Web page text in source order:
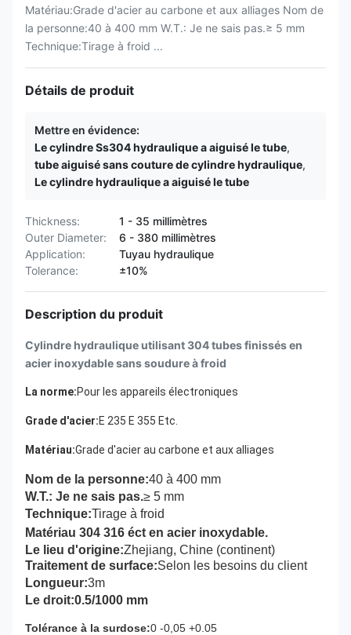
Matériau:Grade d'acier au carbone et aux alliages Nom de
la personne:40 à 400 mm W.T.: Je ne sais pas.≥ 5 mm
Technique:Tirage à froid ...
Détails de produit
Mettre en évidence:
Le cylindre Ss304 hydraulique a aiguisé le tube,
tube aiguisé sans couture de cylindre hydraulique,
Le cylindre hydraulique a aiguisé le tube
Thickness:
1 - 35 millimètres
Outer Diameter:
6 - 380 millimètres
Application:
Tuyau hydraulique
Tolerance:
±10%
Description du produit
Cylindre hydraulique utilisant 304 tubes finissés en
acier inoxydable sans soudure à froid
La norme:Pour les appareils électroniques
Grade d'acier:E 235 E 355 Etc.
Matériau:Grade d'acier au carbone et aux alliages
Nom de la personne:40 à 400 mm
W.T.: Je ne sais pas.≥ 5 mm
Technique:Tirage à froid
Matériau 304 316 éct en acier inoxydable.
Le lieu d'origine:Zhejiang, Chine (continent)
Traitement de surface:Selon les besoins du client
Longueur:3m
Le droit:0.5/1000 mm
Tolérance à la surdose:0 -0,05 +0.05